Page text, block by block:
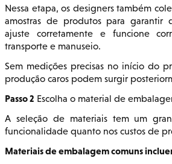
Nessa etapa, os designers também
amostras de produtos para garantir
ajuste corretamente e funcione
transporte e manuseio.
Sem medições precisas no início do
produção caros podem surgir
Passo 2 Escolha o material de
A seleção de materiais tem um
funcionalidade quanto nos custos de
Materiais de embalagem comuns